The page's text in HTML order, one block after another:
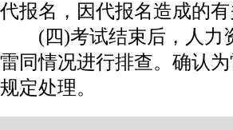
代报名，因代报名造成的
(四)考试结束后，人力
雷同情况进行排查。确认
规定处理。